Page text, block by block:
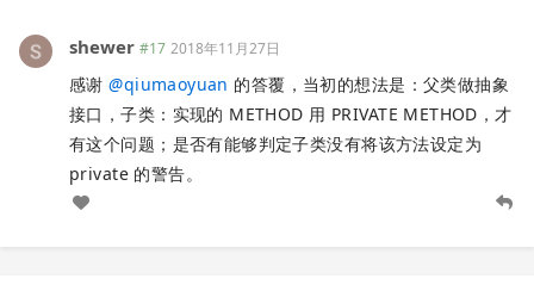
shewer #17 2018年11月27日
感谢@qiumaoyuan 的答覆，当初的想法是：父类做抽象
接口，子类：实现的 METHOD 用 PRIVATE METHOD，才
有这个问题；是否有能够判定子类没有将该方法设定为
private 的警告。